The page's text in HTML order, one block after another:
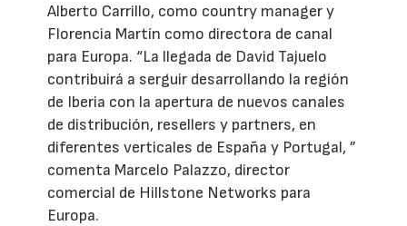
Alberto Carrillo, como country manager y
Florencia Martín como directora de canal
para Europa. “La llegada de David Tajuelo
contribuirá a serguir desarrollando la región
de Iberia con la apertura de nuevos canales
de distribución, resellers y partners, en
diferentes verticales de España y Portugal, ”
comenta Marcelo Palazzo, director
comercial de Hillstone Networks para
Europa.